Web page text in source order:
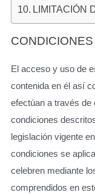
LIMITACIÓN
El acceso y uso de
contenida en él así
efectúan a través de
condiciones
legislación vigente
condiciones se
celebren mediante
comprendidos en